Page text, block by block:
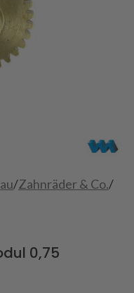
/Zahnräder & Co./
0,75